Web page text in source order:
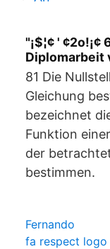
"¡$¦¢ '
Diplomarbeit
81 Die
Gleichung
bezeichnet
Funktion
der
bestimmen.
Fernando
fa respect logo